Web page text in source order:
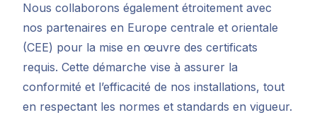
Nous collaborons également étroitement avec
nos partenaires en Europe centrale et orientale
(CEE) pour la mise en œuvre des certificats
requis. Cette démarche vise à assurer la
conformité et l’efficacité de nos installations, tout
en respectant les normes et standards en vigueur.